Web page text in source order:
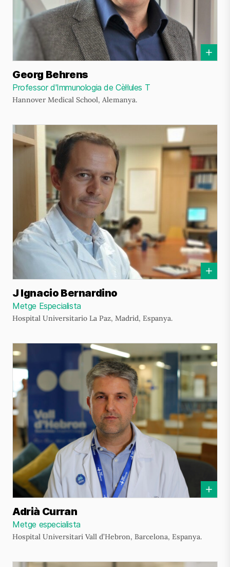
Georg Behrens
Professor d'Immunologia de Cèl·lules T
Hannover Medical School, Alemanya.
J Ignacio Bernardino
Metge Especialista
Hospital Universitario La Paz, Madrid, Espanya.
Adrià Curran
Metge especialista
Hospital Universitari Vall d’Hebron, Barcelona, Espanya.